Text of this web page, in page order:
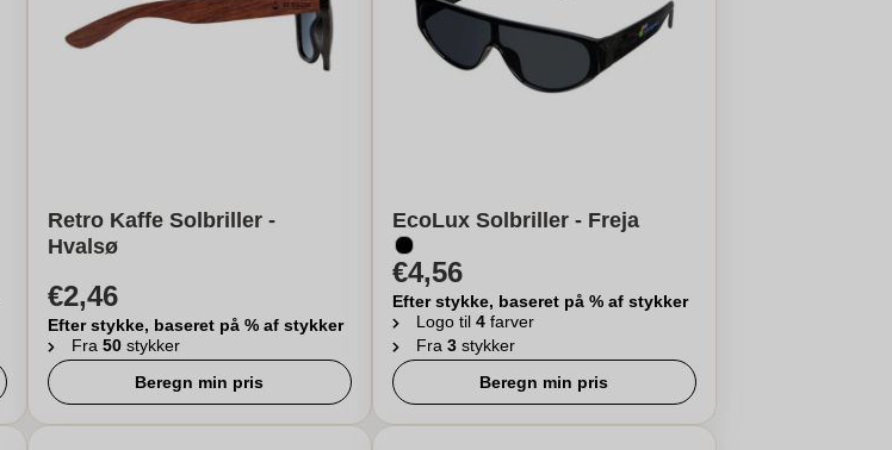
Retro Kaffe Solbriller -
Hvalsø
€2,46
Efter stykke, baseret på % af stykker
Fra 50 stykker
Beregn min pris
EcoLux Solbriller - Freja
€4,56
Efter stykke, baseret på % af stykker
Logo til 4 farver
Fra 3 stykker
Beregn min pris